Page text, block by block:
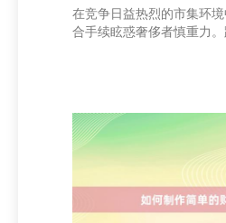
在竞争日益热烈的市集环
合手续眩惑奢侈者慎重力
枢在于“交融”。通过挖掘不
点，创造新的家具或劳动神
品牌形象，还能拓展计算受
牌与畅通品牌合营推出联
爱好者，也能赞助饮品的
界营销需要精确的定位和